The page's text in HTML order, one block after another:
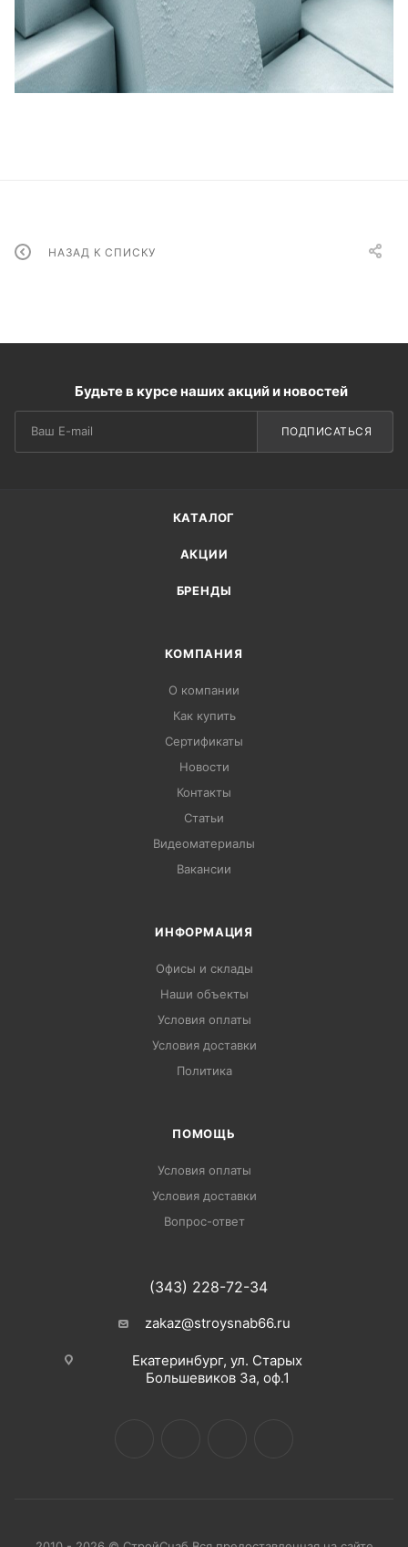
НАЗАД К СПИСКУ
Будьте в курсе наших акций и новостей
ПОДПИСАТЬСЯ
КАТАЛОГ
АКЦИИ
БРЕНДЫ
КОМПАНИЯ
О компании
Как купить
Сертификаты
Новости
Контакты
Статьи
Видеоматериалы
Вакансии
ИНФОРМАЦИЯ
Офисы и склады
Наши объекты
Условия оплаты
Условия доставки
Политика
ПОМОЩЬ
Условия оплаты
Условия доставки
Вопрос-ответ
(343) 228-72-34
zakaz@stroysnab66.ru
Екатеринбург, ул. Старых
Большевиков 3а, оф.1